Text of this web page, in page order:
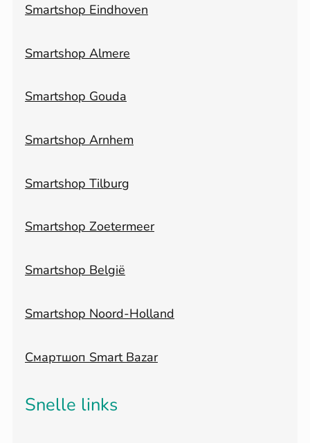
Smartshop Eindhoven
Smartshop Almere
Smartshop Gouda
Smartshop Arnhem
Smartshop Tilburg
Smartshop Zoetermeer
Smartshop België
Smartshop Noord-Holland
Смартшоп Smart Bazar
Snelle links